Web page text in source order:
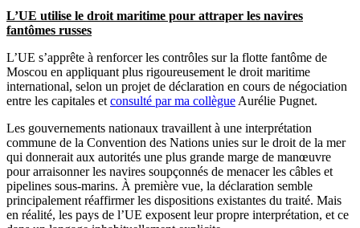
L’UE utilise le droit maritime pour attraper les navires
fantômes russes
L’UE s’apprête à renforcer les contrôles sur la flotte fantôme de
Moscou en appliquant plus rigoureusement le droit maritime
international, selon un projet de déclaration en cours de négociation
entre les capitales et consulté par ma collègue Aurélie Pugnet.
Les gouvernements nationaux travaillent à une interprétation
commune de la Convention des Nations unies sur le droit de la mer
qui donnerait aux autorités une plus grande marge de manœuvre
pour arraisonner les navires soupçonnés de menacer les câbles et
pipelines sous-marins. À première vue, la déclaration semble
principalement réaffirmer les dispositions existantes du traité. Mais
en réalité, les pays de l’UE exposent leur propre interprétation, et ce